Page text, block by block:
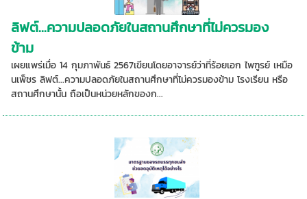
ลิฟต์...ความปลอดภัยในสถานศึกษาที่ไม่ควรมอง
ข้าม
เผยแพร่เมื่อ 14 กุมภาพันธ์ 2567เขียนโดยอาจารย์ว่าที่ร้อยเอก ไพฑูรย์ เหมือ
นเพ็ชร ลิฟต์...ความปลอดภัยในสถานศึกษาที่ไม่ควรมองข้าม โรงเรียน หรือ
สถานศึกษานั้น ถือเป็นหน่วยหลักของก...